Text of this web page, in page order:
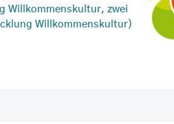
Willkommenskultur, zwei
Willkommenskultur)